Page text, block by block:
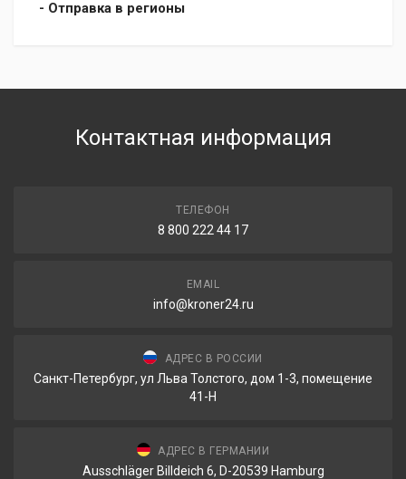
- Отправка в регионы
Контактная информация
ТЕЛЕФОН
8 800 222 44 17
EMAIL
info@kroner24.ru
АДРЕС В РОССИИ
Санкт-Петербург, ул Льва Толстого, дом 1-3, помещение
41-Н
АДРЕС В ГЕРМАНИИ
Ausschläger Billdeich 6, D-20539 Hamburg